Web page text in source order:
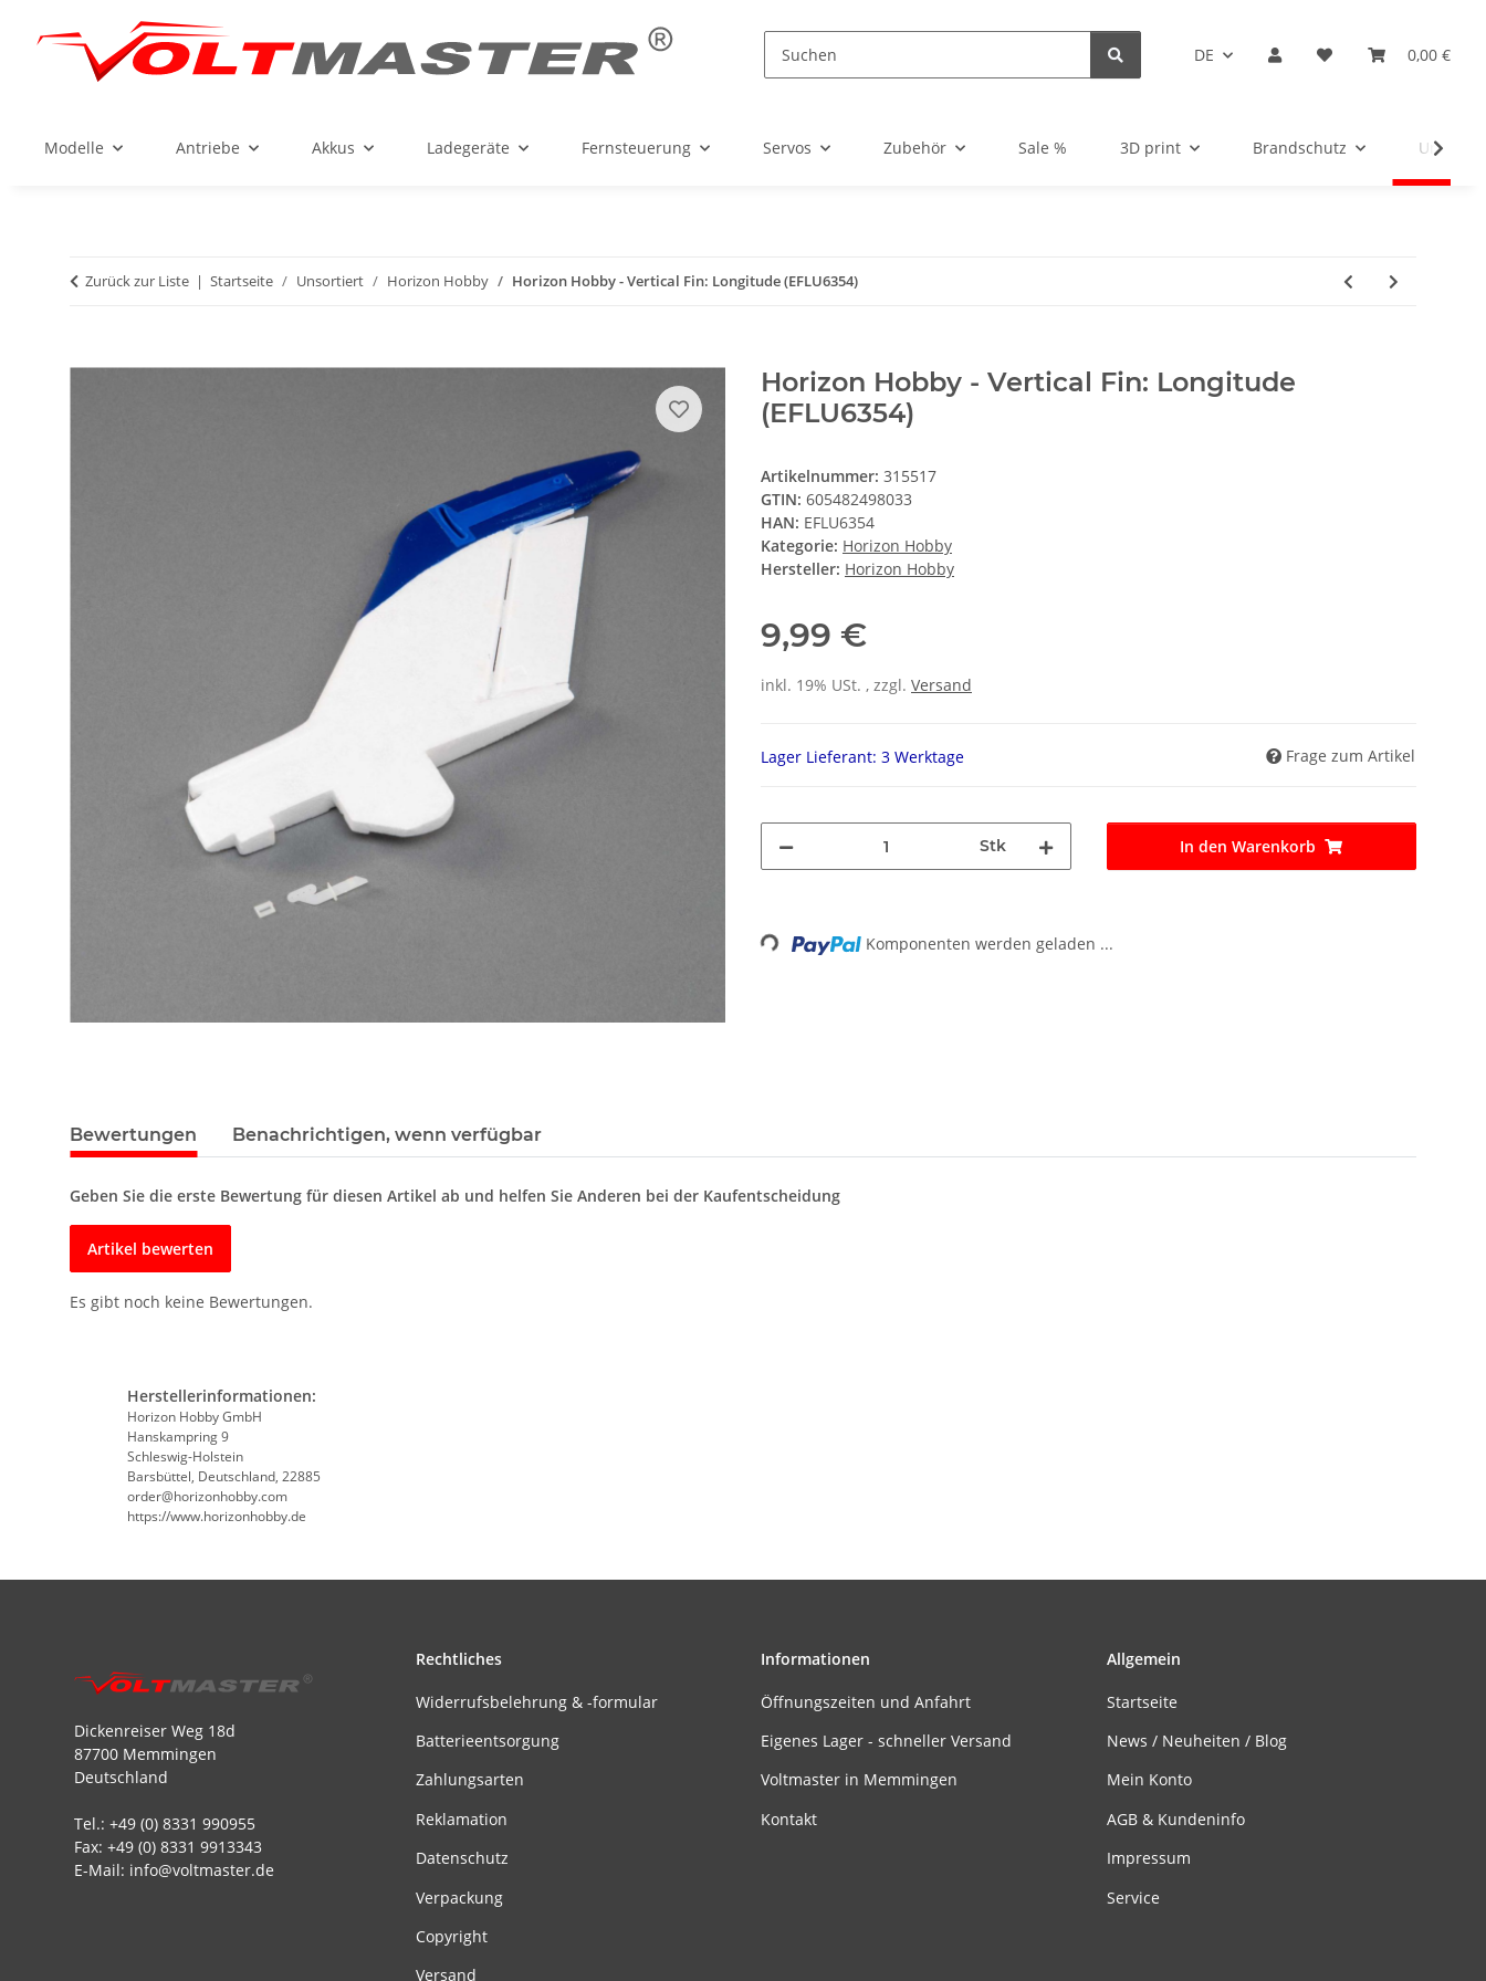
DE 0,00 €
Modelle Antriebe Akkus Ladegeräte Fernsteuerung Servos Zubehör Sale % 3D print Brandschutz
Zurück zur Liste Startseite Unsortiert Horizon Hobby Horizon Hobby - Vertical Fin: Longitude (EFLU6354)
Horizon Hobby - Vertical Fin: Longitude
(EFLU6354)
Artikelnummer: 315517
GTIN: 605482498033
HAN: EFLU6354
Kategorie: Horizon Hobby
Hersteller: Horizon Hobby
9,99 €
inkl. 19% USt. , zzgl. Versand
Lager Lieferant: 3 Werktage Frage zum Artikel
Stk In den Warenkorb
Loading... Komponenten werden geladen ...
Bewertungen Benachrichtigen, wenn verfügbar
Geben Sie die erste Bewertung für diesen Artikel ab und helfen Sie Anderen bei der Kaufentscheidung
Artikel bewerten
Es gibt noch keine Bewertungen.
Herstellerinformationen:
Horizon Hobby GmbH
Hanskampring 9
Schleswig-Holstein
Barsbüttel, Deutschland, 22885
order@horizonhobby.com
https://www.horizonhobby.de
Dickenreiser Weg 18d
87700 Memmingen
Deutschland
Tel.: +49 (0) 8331 990955
Fax: +49 (0) 8331 9913343
E-Mail: info@voltmaster.de
Rechtliches
Widerrufsbelehrung & -formular
Batterieentsorgung
Zahlungsarten
Reklamation
Datenschutz
Verpackung
Copyright
Versand
Informationen
Öffnungszeiten und Anfahrt
Eigenes Lager - schneller Versand
Voltmaster in Memmingen
Kontakt
Allgemein
Startseite
News / Neuheiten / Blog
Mein Konto
AGB & Kundeninfo
Impressum
Service